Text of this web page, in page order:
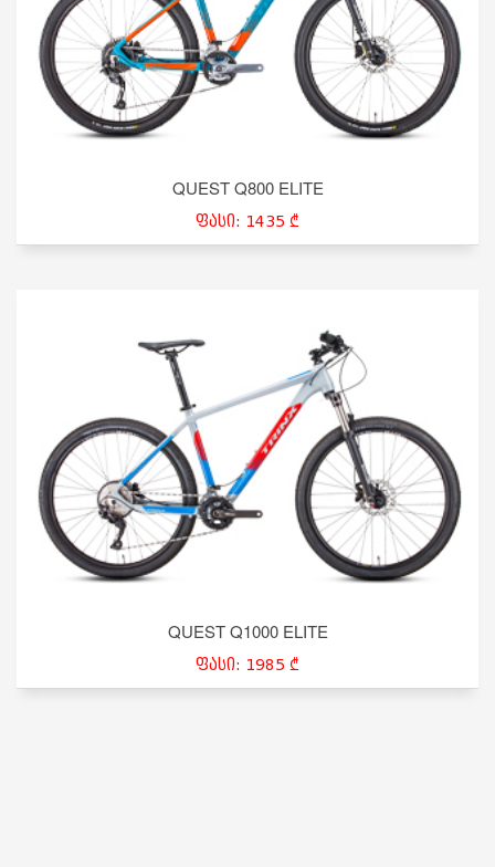
QUEST Q800 ELITE
ფასი: 1435 ₾
QUEST Q1000 ELITE
ფასი: 1985 ₾